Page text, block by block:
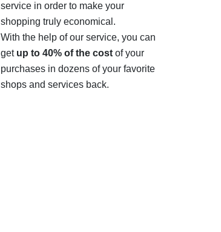
service in order to make your
shopping truly economical.
With the help of our service, you can
get up to 40% of the costof your
purchases in dozens of your favorite
shops and services back.